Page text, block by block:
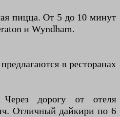
пицца. От 5 до 10 минут
и Wyndham.
в ресторанах
дорогу от отеля
Отличный дайкири по 6